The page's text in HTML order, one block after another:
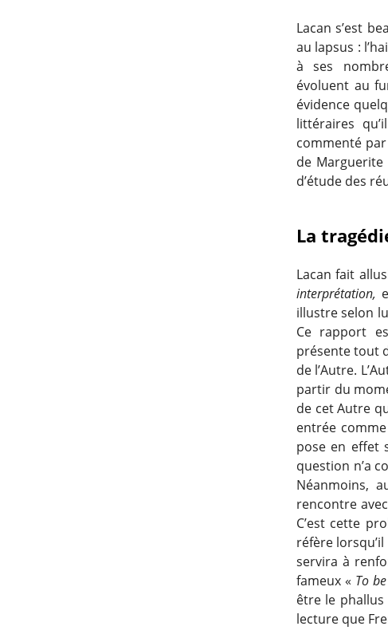
Lacan s’est
au lapsus :
à ses
évoluent au
évidence
littéraires
commenté
de
d’étude des
La
Lacan fait
interprétation,
illustre selon
Ce rapport
présente tout
de l’Autre.
partir du
de cet Autre
entrée
pose en effet
question n’a
Néanmoins,
rencontre
C’est cette
réfère
servira à
fameux « To
être le phallus
lecture que